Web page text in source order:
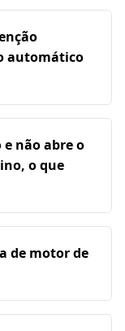
automático
não abre o
o que
de motor de